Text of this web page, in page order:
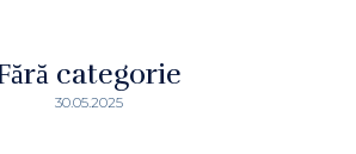
categorie
30.05.2025